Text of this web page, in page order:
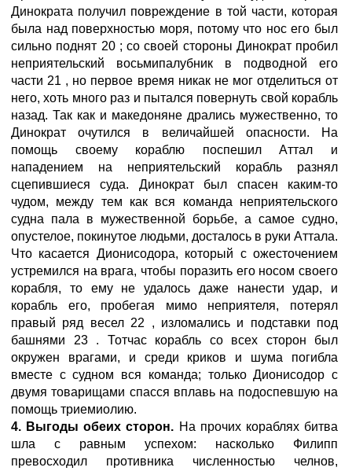
Динократа получил повреждение в той части, которая
была над поверхностью моря, потому что нос его был
сильно поднят 20 ; со своей стороны Динократ пробил
неприятельский восьмипалубник в подводной его
части 21 , но первое время никак не мог отделиться от
него, хоть много раз и пытался повернуть свой корабль
назад. Так как и македоняне дрались мужественно, то
Динократ очутился в величайшей опасности. На
помощь своему кораблю поспешил Аттал и
нападением на неприятельский корабль разнял
сцепившиеся суда. Динократ был спасен каким-то
чудом, между тем как вся команда неприятельского
судна пала в мужественной борьбе, а самое судно,
опустелое, покинутое людьми, досталось в руки Аттала.
Что касается Дионисодора, который с ожесточением
устремился на врага, чтобы поразить его носом своего
корабля, то ему не удалось даже нанести удар, и
корабль его, пробегая мимо неприятеля, потерял
правый ряд весел 22 , изломались и подставки под
башнями 23 . Тотчас корабль со всех сторон был
окружен врагами, и среди криков и шума погибла
вместе с судном вся команда; только Дионисодор с
двумя товарищами спасся вплавь на подоспевшую на
помощь триемиолию.
4. Выгоды обеих сторон. На прочих кораблях битва
шла с равным успехом: насколько Филипп
превосходил противника численностью челнов,